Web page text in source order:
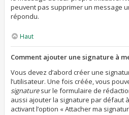
peuvent pas supprimer un message
répondu.
Haut
Comment ajouter une signature à
Vous devez d’abord créer une
l’utilisateur. Une fois créée, vous
signaturesur le formulaire de
aussi ajouter la signature par défaut
activant l’option « Attacher ma